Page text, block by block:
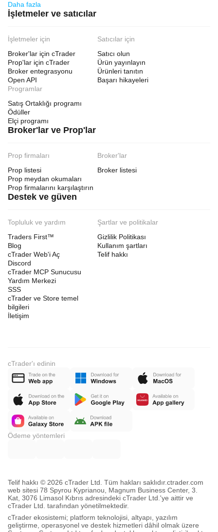
Daha fazla
İşletmeler ve satıcılar
İşletmeler için
Broker'lar için cTrader
Prop'lar için cTrader
Broker entegrasyonu
Open API
Satıcılar için
Satıcı olun
Ürün yayınlayın
Ürünleri tanıtın
Başarı hikayeleri
Programlar
Satış Ortaklığı programı
Ödüller
Elçi programı
Broker'lar ve Prop'lar
Prop firmaları
Prop listesi
Prop meydan okumaları
Prop firmalarını karşılaştırın
Broker'lar
Broker listesi
Destek ve güven
Topluluk ve yardım
Traders First™
Blog
cTrader Web'i Aç
Discord
cTrader MCP Sunucusu
Yardım Merkezi
SSS
cTrader ve Store temel
bilgileri
İletişim
Şartlar ve politikalar
Gizlilik Politikası
Kullanım şartları
Telif hakkı
cTrader'ı edinin
Ödeme yöntemleri
Telif hakkı © 2026 cTrader Ltd. Tüm hakları saklıdır.ctrader.com
web sitesi 78 Spyrou Kyprianou, Magnum Business Center, 3.
Kat, 3076 Limasol Kıbrıs adresindeki cTrader Ltd.'ye aittir ve
cTrader Ltd. tarafından yönetilmektedir.
cTrader ekosistemi; platform teknolojisi, altyapı, yazılım
geliştirme, operasyonel ve destek hizmetleri dâhil olmak üzere